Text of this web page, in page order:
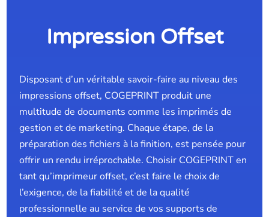
Impression Offset
Disposant d’un véritable savoir-faire au niveau des
impressions offset, COGEPRINT produit une
multitude de documents comme les imprimés de
gestion et de marketing. Chaque étape, de la
préparation des fichiers à la finition, est pensée pour
offrir un rendu irréprochable. Choisir COGEPRINT en
tant qu’imprimeur offset, c’est faire le choix de
l’exigence, de la fiabilité et de la qualité
professionnelle au service de vos supports de